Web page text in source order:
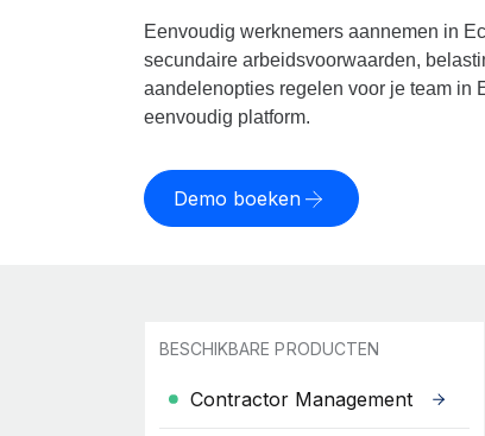
Eenvoudig werknemers aannemen in
secundaire arbeidsvoorwaarden,
aandelenopties regelen voor je team in
eenvoudig platform.
Demo boeken
BESCHIKBARE PRODUCTEN
Contractor Management